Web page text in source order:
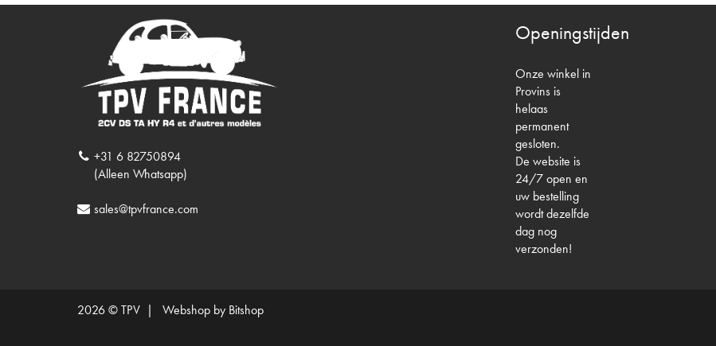
+31 6 82750894
(Alleen Whatsapp)
sales@tpvfrance.com
Openingstijden
Onze winkel in
Provins is
helaas
permanent
gesloten.
De website is
24/7 open en
uw bestelling
wordt dezelfde
dag nog
verzonden!
2026 © TPV | Webshop by Bitshop